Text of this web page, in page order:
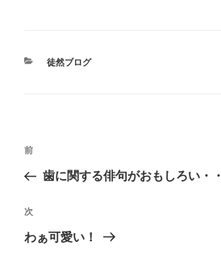
カ
徒然ブログ
投
ナ
ビ
ゲ
前
の
稿
前
歯に関する俳句がおもしろい・・
次
の
次
わぁ可愛い！